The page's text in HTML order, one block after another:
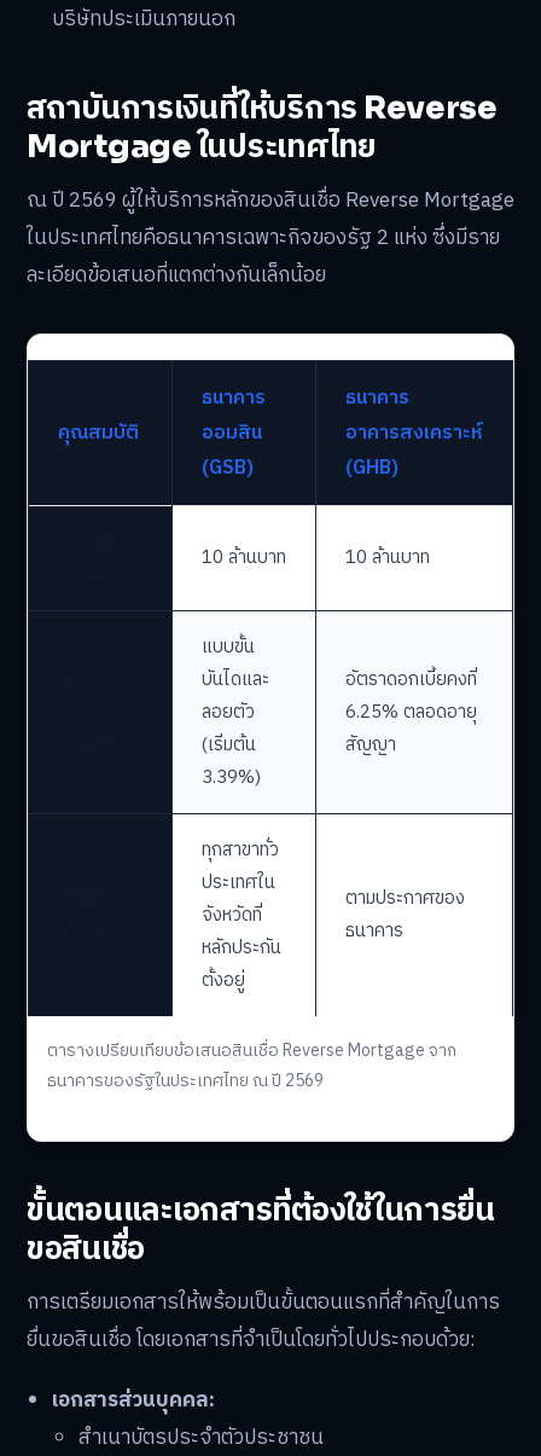
บริษัทประเมินภายนอก
สถาบันการเงินที่ให้บริการ Reverse
Mortgage ในประเทศไทย
ณ ปี 2569 ผู้ให้บริการหลักของสินเชื่อ Reverse Mortgage
ในประเทศไทยคือธนาคารเฉพาะกิจของรัฐ 2 แห่ง ซึ่งมีราย
ละเอียดข้อเสนอที่แตกต่างกันเล็กน้อย
ตารางเปรียบเทียบข้อเสนอสินเชื่อ Reverse Mortgage จาก
ธนาคารของรัฐในประเทศไทย ณ ปี 2569
คุณสมบัติ
ธนาคาร
ออมสิน
(GSB)
ธนาคาร
อาคารสงเคราะห์
(GHB)
10 ล้านบาท 10 ล้านบาท
แบบขั้น
บันไดและ
ลอยตัว
(เริ่มต้น
3.39%)
อัตราดอกเบี้ยคงที่
6.25% ตลอดอายุ
สัญญา
ทุกสาขาทั่ว
ประเทศใน
จังหวัดที่
หลักประกัน
ตั้งอยู่
ตามประกาศของ
ธนาคาร
ขั้นตอนและเอกสารที่ต้องใช้ในการยื่น
ขอสินเชื่อ
การเตรียมเอกสารให้พร้อมเป็นขั้นตอนแรกที่สำคัญในการ
ยื่นขอสินเชื่อ โดยเอกสารที่จำเป็นโดยทั่วไปประกอบด้วย:
เอกสารส่วนบุคคล:
สำเนาบัตรประจำตัวประชาชน